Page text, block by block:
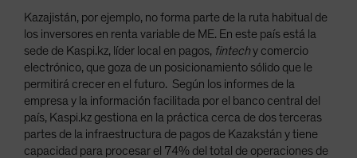
Kazajistán, por ejemplo, no forma parte de la ruta habitual de
los inversores en renta variable de ME. En este país está la
sede de Kaspi.kz, líder local en pagos, fintechy comercio
electrónico, que goza de un posicionamiento sólido que le
permitirá crecer en el futuro. Según los informes de la
empresa y la información facilitada por el banco central del
país, Kaspi.kz gestiona en la práctica cerca de dos terceras
partes de la infraestructura de pagos de Kazakstán y tiene
capacidad para procesar el 74% del total de operaciones de